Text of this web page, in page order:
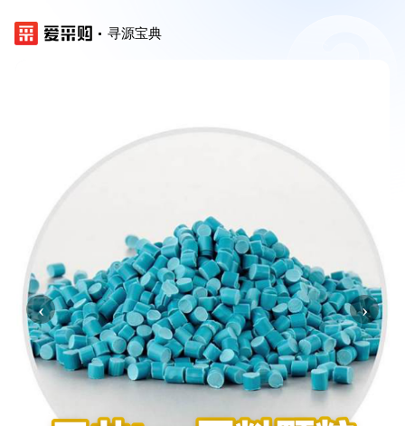
寻源宝典
‹ ›